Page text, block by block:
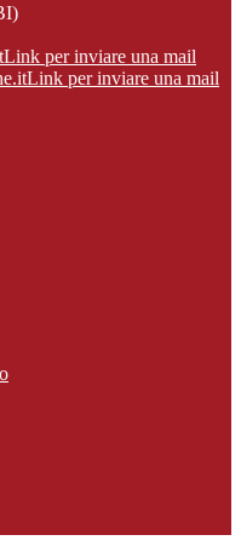
Link per inviare una mail
Link per inviare una mail